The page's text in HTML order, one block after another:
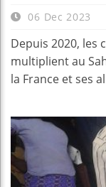
06 Dec 2023
Depuis 2020, les
multiplient au
la France et ses